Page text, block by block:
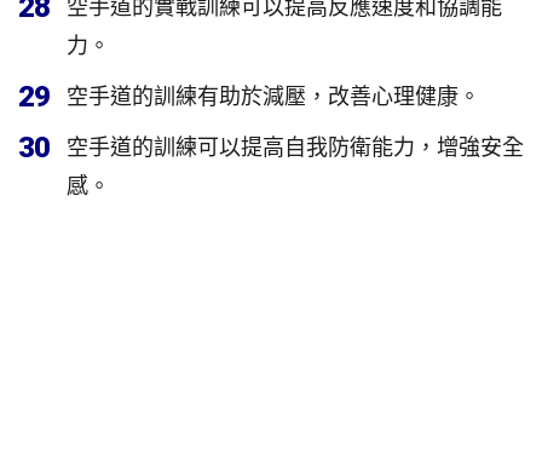
28
空手道的實戰訓練可以提高反應速度和協調能
力。
29 空手道的訓練有助於減壓，改善心理健康。
30
空手道的訓練可以提高自我防衛能力，增強安全
感。